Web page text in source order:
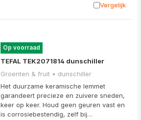
Vergelijk
Op voorraad
TEFAL TEK2071814 dunschiller
Groenten & fruit • dunschiller
Het duurzame keramische lemmet
garandeert precieze en zuivere sneden,
keer op keer. Houd geen geuren vast en
is corrosiebestendig, zelf bij…